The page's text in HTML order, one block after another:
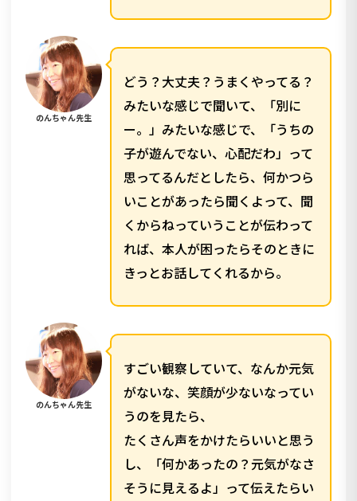
のんちゃん先生
どう？大丈夫？うまくやってる？
みたいな感じで聞いて、「別に
ー。」みたいな感じで、「うちの
子が遊んでない、心配だわ」って
思ってるんだとしたら、何かつら
いことがあったら聞くよって、聞
くからねっていうことが伝わって
れば、本人が困ったらそのときに
きっとお話してくれるから。
のんちゃん先生
すごい観察していて、なんか元気
がないな、笑顔が少ないなってい
うのを見たら、
たくさん声をかけたらいいと思う
し、「何かあったの？元気がなさ
そうに見えるよ」って伝えたらい